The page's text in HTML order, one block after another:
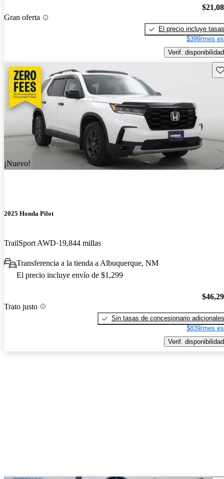
Gran oferta
El precio incluye tasas
$399/mes
Verif. disponibilidad
¡Nuevo!
2025 Honda Pilot
TrailSport AWD 19,844 millas
Transferencia a la tienda a Albuquerque, NM
El precio incluye envío de $1,299
Trato justo
Sin tasas de concesionario adicionales
$839/mes
Verif. disponibilidad